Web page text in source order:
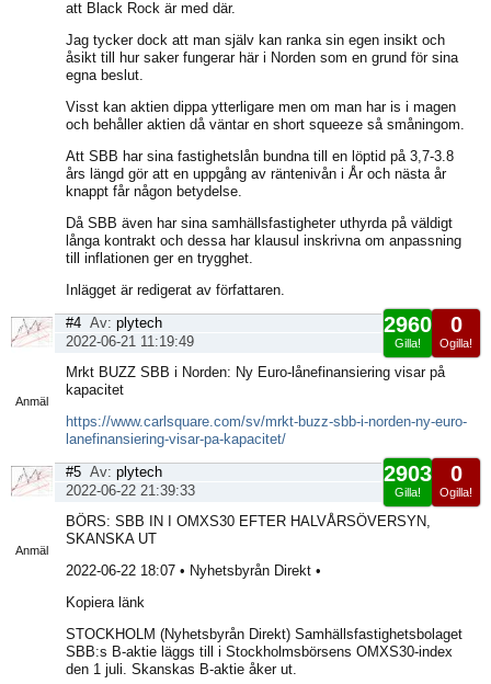
att Black Rock är med där.
Jag tycker dock att man själv kan ranka sin egen insikt och
åsikt till hur saker fungerar här i Norden som en grund för sina
egna beslut.
Visst kan aktien dippa ytterligare men om man har is i magen
och behåller aktien då väntar en short squeeze så småningom.
Att SBB har sina fastighetslån bundna till en löptid på 3,7-3.8
års längd gör att en uppgång av räntenivån i År och nästa år
knappt får någon betydelse.
Då SBB även har sina samhällsfastigheter uthyrda på väldigt
långa kontrakt och dessa har klausul inskrivna om anpassning
till inflationen ger en trygghet.
Inlägget är redigerat av författaren.
Anmäl
0
Ogilla!
2960
Gilla!
#4 Av: plytech
2022-06-21 11:19:49
Mrkt BUZZ SBB i Norden: Ny Euro-lånefinansiering visar på
kapacitet
https://www.carlsquare.com/sv/mrkt-buzz-sbb-i-norden-ny-euro-
lanefinansiering-visar-pa-kapacitet/
Anmäl
0
Ogilla!
2903
Gilla!
#5 Av: plytech
2022-06-22 21:39:33
BÖRS: SBB IN I OMXS30 EFTER HALVÅRSÖVERSYN,
SKANSKA UT
2022-06-22 18:07 • Nyhetsbyrån Direkt •
Kopiera länk
STOCKHOLM (Nyhetsbyrån Direkt) Samhällsfastighetsbolaget
SBB:s B-aktie läggs till i Stockholmsbörsens OMXS30-index
den 1 juli. Skanskas B-aktie åker ut.